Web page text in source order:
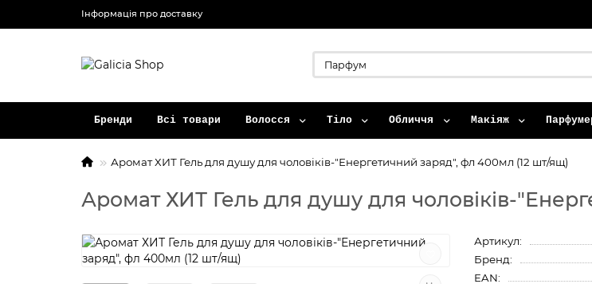
Інформація про доставку
Бренди Всі товари Волосся Тіло Обличчя Макіяж
Аромат ХИТ Гель для душу для чоловіків-"Енергетичний заряд", фл 400мл (12 шт/ящ)
Аромат ХИТ Гель для душу для чоловіків-
Артикул:
Бренд:
EAN: